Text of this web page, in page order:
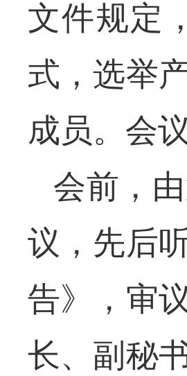
文件规定
式，选举
成员。会
会前，
议，先后
告》，审
长、副秘